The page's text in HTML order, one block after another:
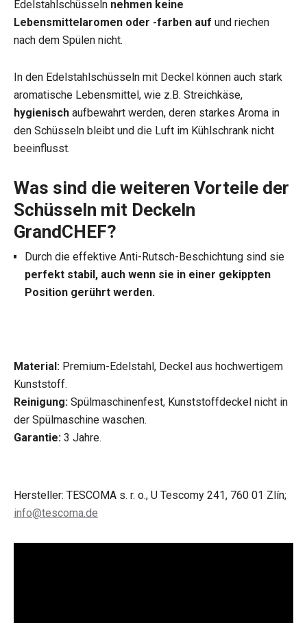
Edelstahlschüsseln nehmen keine
Lebensmittelaromen oder -farben auf und riechen
nach dem Spülen nicht.
In den Edelstahlschüsseln mit Deckel können auch stark
aromatische Lebensmittel, wie z.B. Streichkäse,
hygienisch aufbewahrt werden, deren starkes Aroma in
den Schüsseln bleibt und die Luft im Kühlschrank nicht
beeinflusst.
Was sind die weiteren Vorteile der
Schüsseln mit Deckeln
GrandCHEF?
Durch die effektive Anti-Rutsch-Beschichtung sind sie
perfekt stabil, auch wenn sie in einer gekippten
Position gerührt werden.
Material: Premium-Edelstahl, Deckel aus hochwertigem
Kunststoff.
Reinigung: Spülmaschinenfest, Kunststoffdeckel nicht in
der Spülmaschine waschen.
Garantie: 3 Jahre.
Hersteller: TESCOMA s. r. o., U Tescomy 241, 760 01 Zlín;
info@tescoma.de